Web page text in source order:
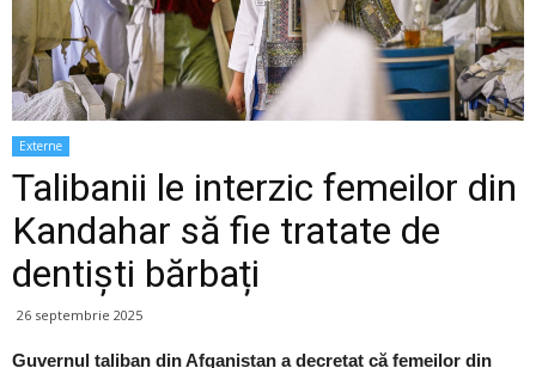
Externe
Talibanii le interzic femeilor din
Kandahar să fie tratate de
dentiști bărbați
26 septembrie 2025
Guvernul taliban din Afganistan a decretat că femeilor din